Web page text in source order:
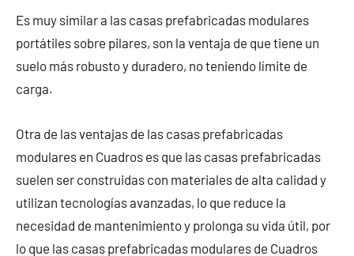
Es muy similar a las casas prefabricadas modulares
portátiles sobre pilares, son la ventaja de que tiene un
suelo más robusto y duradero, no teniendo límite de
carga.
Otra de las ventajas de las casas prefabricadas
modulares en Cuadros es que las casas prefabricadas
suelen ser construidas con materiales de alta calidad y
utilizan tecnologías avanzadas, lo que reduce la
necesidad de mantenimiento y prolonga su vida útil, por
lo que las casas prefabricadas modulares de Cuadros